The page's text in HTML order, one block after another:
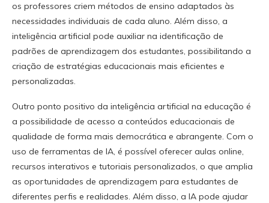
os professores criem métodos de ensino adaptados às
necessidades individuais de cada aluno. Além disso, a
inteligência artificial pode auxiliar na identificação de
padrões de aprendizagem dos estudantes, possibilitando a
criação de estratégias educacionais mais eficientes e
personalizadas.
Outro ponto positivo da inteligência artificial na educação é
a possibilidade de acesso a conteúdos educacionais de
qualidade de forma mais democrática e abrangente. Com o
uso de ferramentas de IA, é possível oferecer aulas online,
recursos interativos e tutoriais personalizados, o que amplia
as oportunidades de aprendizagem para estudantes de
diferentes perfis e realidades. Além disso, a IA pode ajudar